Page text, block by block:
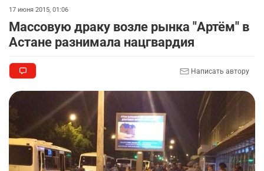
17 июня 2015, 01:06
Массовую драку возле рынка "Артём" в
Астане разнимала нацгвардия
Написать автору